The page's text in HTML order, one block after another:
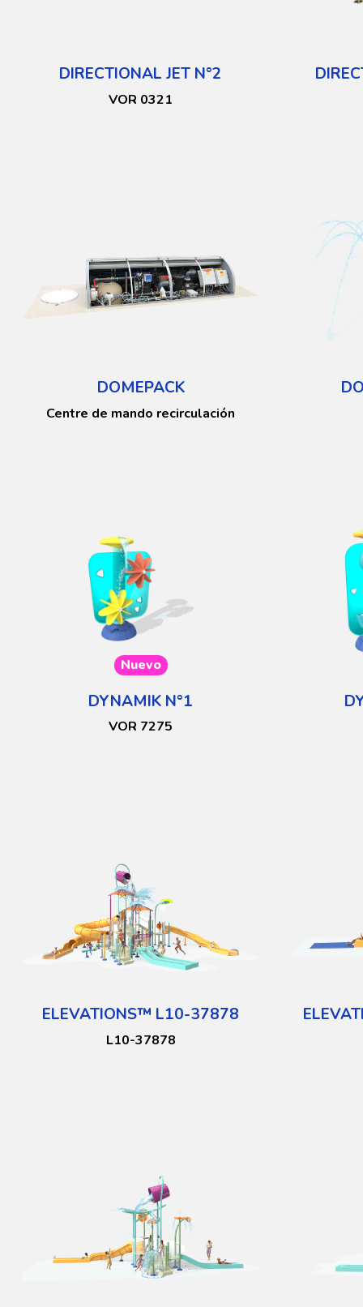
DIRECTIONAL JET N°2
VOR 0321
DOMEPACK
Centre de mando recirculación
Nuevo
DYNAMIK N°1
VOR 7275
ELEVATIONS™ L10-37878
L10-37878